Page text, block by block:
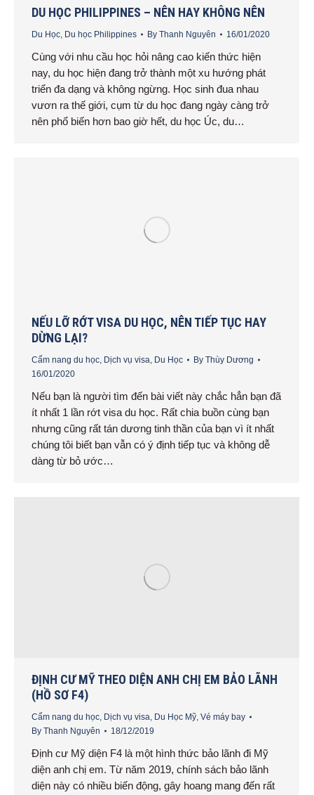
DU HỌC PHILIPPINES – NÊN HAY KHÔNG NÊN
Du Học, Du học Philippines By Thanh Nguyên 16/01/2020
Cùng với nhu cầu học hỏi nâng cao kiến thức hiện
nay, du học hiện đang trở thành một xu hướng phát
triển đa dạng và không ngừng. Học sinh đua nhau
vươn ra thế giới, cụm từ du học đang ngày càng trở
nên phổ biến hơn bao giờ hết, du học Úc, du…
NẾU LỠ RỚT VISA DU HỌC, NÊN TIẾP TỤC HAY
DỪNG LẠI?
Cẩm nang du học Dịch vụ visa Du Học By Thùy Dương
16/01/2020
Nếu bạn là người tìm đến bài viết này chắc hẳn bạn đã
ít nhất 1 lần rớt visa du học. Rất chia buồn cùng bạn
nhưng cũng rất tán dương tinh thần của bạn vì ít nhất
chúng tôi biết bạn vẫn có ý định tiếp tục và không dễ
dàng từ bỏ ước…
ĐỊNH CƯ MỸ THEO DIỆN ANH CHỊ EM BẢO LÃNH
(HỒ SƠ F4)
Cẩm nang du học, Dịch vụ visa, Du Học Mỹ, Vé máy bay
By Thanh Nguyên 18/12/2019
Định cư Mỹ diện F4 là một hình thức bảo lãnh đi Mỹ
diện anh chị em. Từ năm 2019, chính sách bảo lãnh
diện này có nhiều biến động, gây hoang mang đến rất